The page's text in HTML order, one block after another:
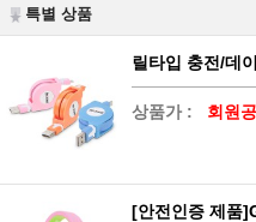
특별 상품
릴타입 충전/데
상품가 : 회원
[안전인증 제품